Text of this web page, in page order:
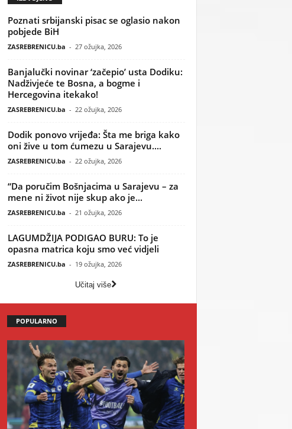
Poznati srbijanski pisac se oglasio nakon
pobjede BiH
ZASREBRENICU.ba - 27 ožujka, 2026
Banjalučki novinar ‘začepio’ usta Dodiku:
Nadživjeće te Bosna, a bogme i
Hercegovina itekako!
ZASREBRENICU.ba - 22 ožujka, 2026
Dodik ponovo vrijeđa: Šta me briga kako
oni žive u tom ćumezu u Sarajevu....
ZASREBRENICU.ba - 22 ožujka, 2026
“Da poručim Bošnjacima u Sarajevu – za
mene ni život nije skup ako je...
ZASREBRENICU.ba - 21 ožujka, 2026
LAGUMDŽIJA PODIGAO BURU: To je
opasna matrica koju smo već vidjeli
ZASREBRENICU.ba - 19 ožujka, 2026
Učitaj više
POPULARNO